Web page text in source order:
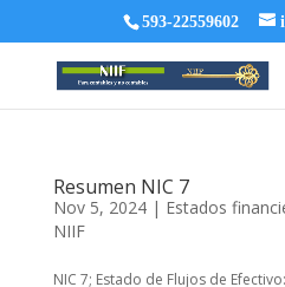
593-22559602
Resumen NIC 7
Nov 5, 2024| Estados
NIIF
NIC 7; Estado de Flujos de